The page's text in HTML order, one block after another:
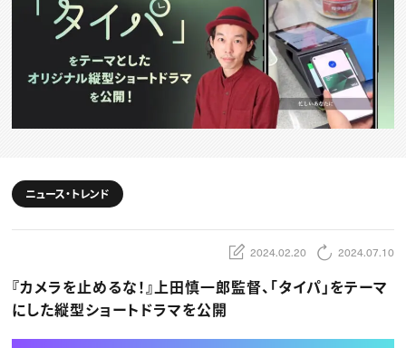
RECRUIT
クリエイター求人を探す
CREATIVE JOB求人検索
採用説明会
スキルアップしたい！
デザイン
編集・ライティング
マーケティング
ディレクション
業界解説・キャリア事情
お役立ち基礎知識
TOP Creator’s コラム
Webクリエイター
アプリクリエイター
ゲームクリエイター
映像クリエイター
マーケッター
セミナー
ニュース・トレンド
2024.02.20 2024.07.10
『カメラを止めるな！』上田慎一郎監督、「タイパ」をテーマ
にした縦型ショートドラマを公開